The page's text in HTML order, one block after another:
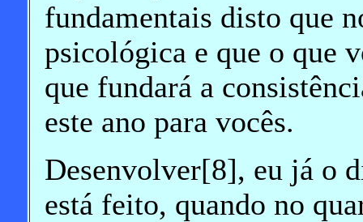
fundamentais disto que
psicológica e que o que
que fundará a
este ano para vocês.
Desenvolver[8], eu já o
está feito, quando no